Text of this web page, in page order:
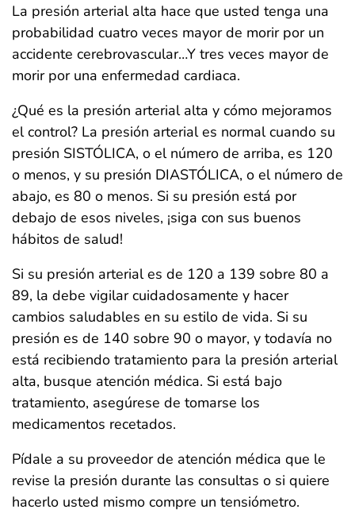
La presión arterial alta hace que usted tenga una
probabilidad cuatro veces mayor de morir por un
accidente cerebrovascular…Y tres veces mayor de
morir por una enfermedad cardiaca.
¿Qué es la presión arterial alta y cómo mejoramos
el control? La presión arterial es normal cuando su
presión SISTÓLICA, o el número de arriba, es 120
o menos, y su presión DIASTÓLICA, o el número de
abajo, es 80 o menos. Si su presión está por
debajo de esos niveles, ¡siga con sus buenos
hábitos de salud!
Si su presión arterial es de 120 a 139 sobre 80 a
89, la debe vigilar cuidadosamente y hacer
cambios saludables en su estilo de vida. Si su
presión es de 140 sobre 90 o mayor, y todavía no
está recibiendo tratamiento para la presión arterial
alta, busque atención médica. Si está bajo
tratamiento, asegúrese de tomarse los
medicamentos recetados.
Pídale a su proveedor de atención médica que le
revise la presión durante las consultas o si quiere
hacerlo usted mismo compre un tensiómetro.